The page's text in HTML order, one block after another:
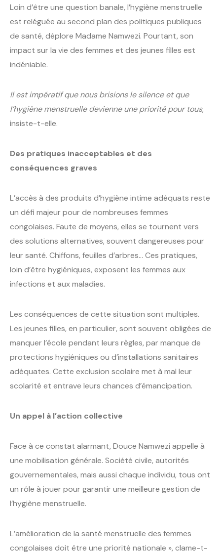
Loin d’être une question banale, l’hygiène menstruelle
est reléguée au second plan des politiques publiques
de santé, déplore Madame Namwezi. Pourtant, son
impact sur la vie des femmes et des jeunes filles est
indéniable.
Il est impératif que nous brisions le silence et que
l’hygiène menstruelle devienne une priorité pour tous,
insiste-t-elle.
Des pratiques inacceptables et des
conséquences graves
L’accès à des produits d’hygiène intime adéquats reste
un défi majeur pour de nombreuses femmes
congolaises. Faute de moyens, elles se tournent vers
des solutions alternatives, souvent dangereuses pour
leur santé. Chiffons, feuilles d’arbres… Ces pratiques,
loin d’être hygiéniques, exposent les femmes aux
infections et aux maladies.
Les conséquences de cette situation sont multiples.
Les jeunes filles, en particulier, sont souvent obligées de
manquer l’école pendant leurs règles, par manque de
protections hygiéniques ou d’installations sanitaires
adéquates. Cette exclusion scolaire met à mal leur
scolarité et entrave leurs chances d’émancipation.
Un appel à l’action collective
Face à ce constat alarmant, Douce Namwezi appelle à
une mobilisation générale. Société civile, autorités
gouvernementales, mais aussi chaque individu, tous ont
un rôle à jouer pour garantir une meilleure gestion de
l’hygiène menstruelle.
L’amélioration de la santé menstruelle des femmes
congolaises doit être une priorité nationale », clame-t-